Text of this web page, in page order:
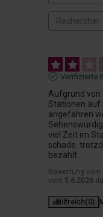
Verifizierte
Aufgrund von
Stationen auf
angefahren
viel Zeit im
schade.
bezahlt.
Bewertung vom
vom 5.6.2026
Hilfreich(0)